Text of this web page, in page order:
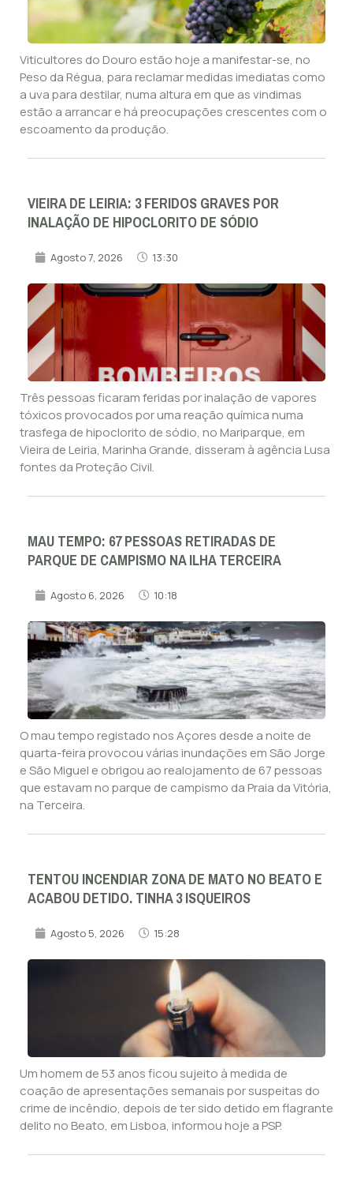
Viticultores do Douro estão hoje a manifestar-se, no
Peso da Régua, para reclamar medidas imediatas como
a uva para destilar, numa altura em que as vindimas
estão a arrancar e há preocupações crescentes com o
escoamento da produção.
VIEIRA DE LEIRIA: 3 FERIDOS GRAVES POR
INALAÇÃO DE HIPOCLORITO DE SÓDIO
Agosto 7, 2026 13:30
Três pessoas ficaram feridas por inalação de vapores
tóxicos provocados por uma reação química numa
trasfega de hipoclorito de sódio, no Mariparque, em
Vieira de Leiria, Marinha Grande, disseram à agência Lusa
fontes da Proteção Civil.
MAU TEMPO: 67 PESSOAS RETIRADAS DE
PARQUE DE CAMPISMO NA ILHA TERCEIRA
Agosto 6, 2026 10:18
O mau tempo registado nos Açores desde a noite de
quarta-feira provocou várias inundações em São Jorge
e São Miguel e obrigou ao realojamento de 67 pessoas
que estavam no parque de campismo da Praia da Vitória,
na Terceira.
TENTOU INCENDIAR ZONA DE MATO NO BEATO E
ACABOU DETIDO. TINHA 3 ISQUEIROS
Agosto 5, 2026 15:28
Um homem de 53 anos ficou sujeito à medida de
coação de apresentações semanais por suspeitas do
crime de incêndio, depois de ter sido detido em flagrante
delito no Beato, em Lisboa, informou hoje a PSP.